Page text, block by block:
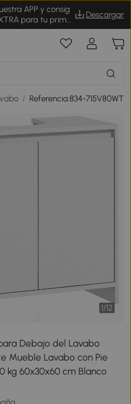
APP y consig
para tu prime
Descargar
/ Referencia:834-715V80WT
1/12
Debajo del Lavabo
Mueble Lavabo con Pie
kg 60x30x60 cm Blanco